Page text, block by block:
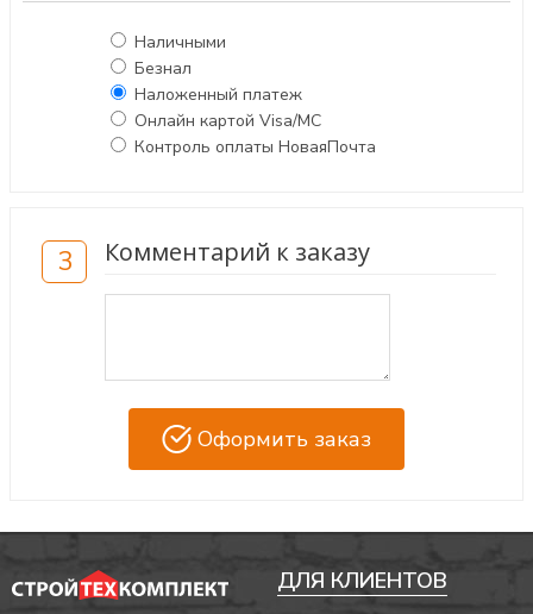
Наличными
Безнал
Наложенный платеж
Онлайн картой Visa/MC
Контроль оплаты НоваяПочта
3 Комментарий к заказу
Оформить заказ
ДЛЯ КЛИЕНТОВ